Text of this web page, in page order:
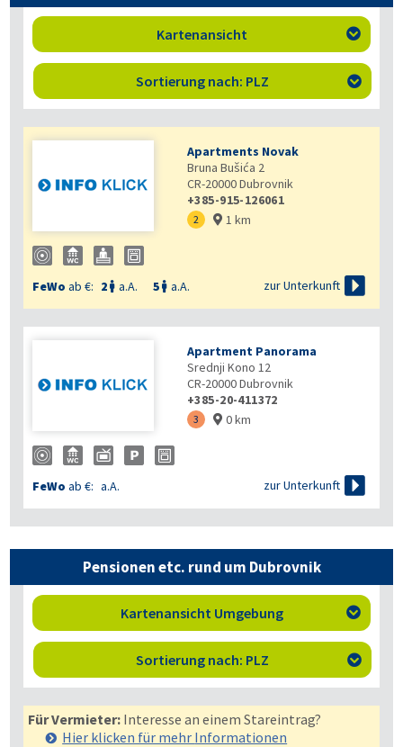
Kartenansicht 
Sortierung nach: PLZ 
Apartments Novak
Bruna Bušića 2
CR-20000Dubrovnik
+385-915-126061
2  1 km
FeWo ab €: 2  a.A. 5  a.A. zur Unterkunft 
Apartment Panorama
Srednji Kono 12
CR-20000Dubrovnik
+385-20-411372
3  0 km
FeWo ab €: a.A. zur Unterkunft 
Pensionen etc. rund um Dubrovnik
Kartenansicht Umgebung 
Sortierung nach: PLZ 
Für Vermieter: Interesse an einem Stareintrag?
Hier klicken für mehr Informationen